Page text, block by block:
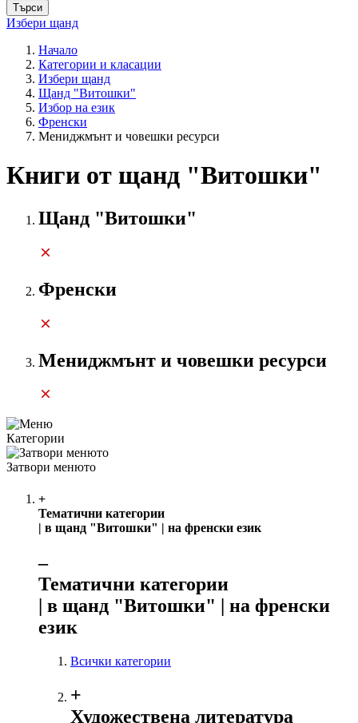
Избери щанд
Начало
Категории и класации
Избери щанд
Щанд "Витошки"
Избор на език
Френски
Мениджмънт и човешки ресурси
Книги от щанд "Витошки"
Щанд "Витошки"
Френски
Мениджмънт и човешки ресурси
Категории
Затвори менюто
+
Тематични категории
| в щанд "Витошки" | на френски език
‒
Тематични категории
| в щанд "Витошки" | на френски
език
Всички категории
+
Художествена литература